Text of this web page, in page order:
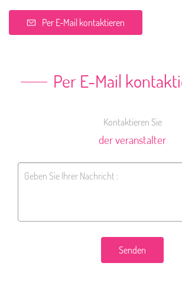
Per E-Mail kontaktieren
Per E-Mail
Kontaktieren Sie
der veranstalter
Senden